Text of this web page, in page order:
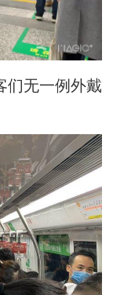
无一例外戴